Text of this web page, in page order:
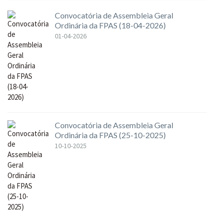
Convocatória de Assembleia Geral
Ordinária da FPAS (18-04-2026)
01-04-2026
Convocatória de Assembleia Geral
Ordinária da FPAS (25-10-2025)
10-10-2025